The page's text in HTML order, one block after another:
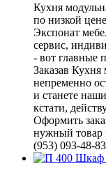
Кухня
по низкой
Экспонат
сервис,
- вот главные
Заказав
непременно
и станете
кстати,
Оформить
нужный товар
(953) 093-48-83